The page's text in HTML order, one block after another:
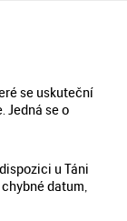
se uskuteční
Jedná se o
u Táni
datum,